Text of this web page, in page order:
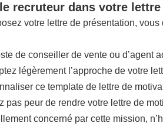
recruteur dans votre
votre lettre de présentation,
de conseiller de vente ou d’agent
légèrement l’approche de votre
ce template de lettre de
pas peur de rendre votre lettre de
concerné par cette mission,